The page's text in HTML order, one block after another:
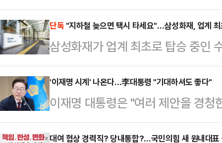
추진에 반발하는 친윤(윤석열)계
가 과연 중학교 1학년 수준은 되는
태 의원은 11일 CBS라디오 '뉴스
는 중학교 1학년 학생에게 비상계
것은 전쟁이라든지 비상사태 때 대
비상계엄은 평화로운 시기에 대통
했다.앞서 김용태 …
단독 "지하철 늦으면 택시 타세요"…삼성화재, 업계
삼성화재가 업계 최초로 탑승 중인
를 보장해 주는 보험을 선보인다
탑승 중인 수도권 지하철이 30분
를 보장해 주는 '수도권지하철지연
사에 따르면 최근 5년간 지하철 지
'이재명 시계' 나온다…李대통령 "기대하셔도 좋다"
이재명 대통령은 "여러 제안을 경
선물이 적합하겠다고 판단해 가성
대여 협상 경력직? 당내통합?…국민의힘 새 원내대표